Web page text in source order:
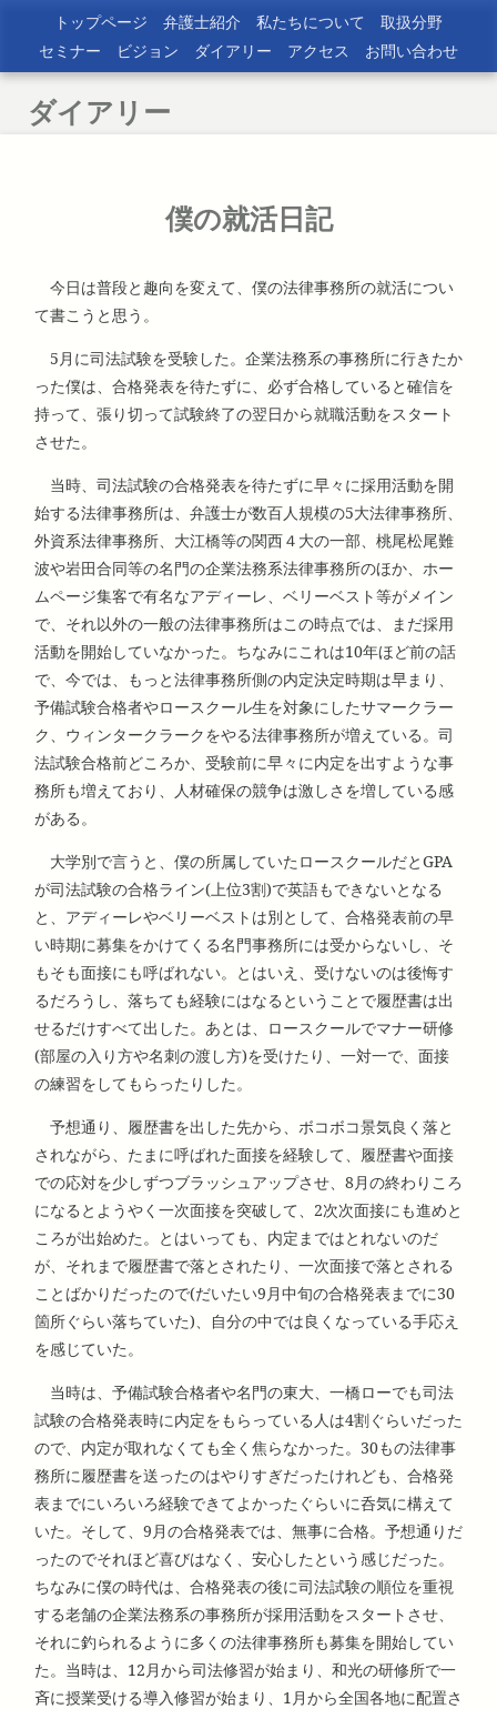
トップページ 弁護士紹介 私たちについて
取扱分野
セミナー
ビジョン ダイアリー アクセス お問い合わせ
ダイアリー
僕の就活日記
今日は普段と趣向を変えて、僕の法律事務所の就活につい
て書こうと思う。
5月に司法試験を受験した。企業法務系の事務所に行きたか
った僕は、合格発表を待たずに、必ず合格していると確信を
持って、張り切って試験終了の翌日から就職活動をスタート
させた。
当時、司法試験の合格発表を待たずに早々に採用活動を開
始する法律事務所は、弁護士が数百人規模の5大法律事務所、
外資系法律事務所、大江橋等の関西４大の一部、桃尾松尾難
波や岩田合同等の名門の企業法務系法律事務所のほか、ホー
ムページ集客で有名なアディーレ、ベリーベスト等がメイン
で、それ以外の一般の法律事務所はこの時点では、まだ採用
活動を開始していなかった。ちなみにこれは10年ほど前の話
で、今では、もっと法律事務所側の内定決定時期は早まり、
予備試験合格者やロースクール生を対象にしたサマークラー
ク、ウィンタークラークをやる法律事務所が増えている。司
法試験合格前どころか、受験前に早々に内定を出すような事
務所も増えており、人材確保の競争は激しさを増している感
がある。
大学別で言うと、僕の所属していたロースクールだとGPA
が司法試験の合格ライン(上位3割)で英語もできないとなる
と、アディーレやベリーベストは別として、合格発表前の早
い時期に募集をかけてくる名門事務所には受からないし、そ
もそも面接にも呼ばれない。とはいえ、受けないのは後悔す
るだろうし、落ちても経験にはなるということで履歴書は出
せるだけすべて出した。あとは、ロースクールでマナー研修
(部屋の入り方や名刺の渡し方)を受けたり、一対一で、面接
の練習をしてもらったりした。
予想通り、履歴書を出した先から、ボコボコ景気良く落と
されながら、たまに呼ばれた面接を経験して、履歴書や面接
での応対を少しずつブラッシュアップさせ、8月の終わりころ
になるとようやく一次面接を突破して、2次次面接にも進めと
ころが出始めた。とはいっても、内定まではとれないのだ
が、それまで履歴書で落とされたり、一次面接で落とされる
ことばかりだったので(だいたい9月中旬の合格発表までに30
箇所ぐらい落ちていた)、自分の中では良くなっている手応え
を感じていた。
当時は、予備試験合格者や名門の東大、一橋ローでも司法
試験の合格発表時に内定をもらっている人は4割ぐらいだった
ので、内定が取れなくても全く焦らなかった。30もの法律事
務所に履歴書を送ったのはやりすぎだったけれども、合格発
表までにいろいろ経験できてよかったぐらいに呑気に構えて
いた。そして、9月の合格発表では、無事に合格。予想通りだ
ったのでそれほど喜びはなく、安心したという感じだった。
ちなみに僕の時代は、合格発表の後に司法試験の順位を重視
する老舗の企業法務系の事務所が採用活動をスタートさせ、
それに釣られるように多くの法律事務所も募集を開始してい
た。当時は、12月から司法修習が始まり、和光の研修所で一
斉に授業受ける導入修習が始まり、1月から全国各地に配置さ